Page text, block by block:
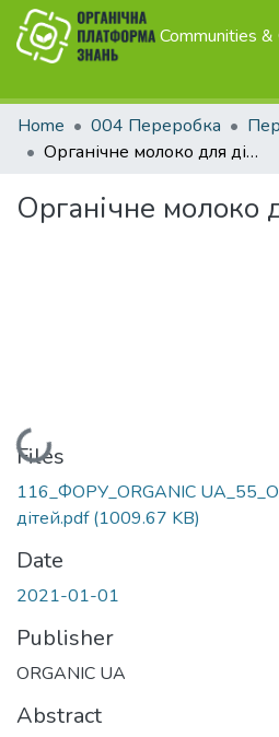
Communities
Home
004 Переробка
Органічне молоко для дітей
Органічне молоко
Loading...
Files
116_ФОРУ_ORGANIC
дітей.pdf(1009.67 KB)
Date
2021-01-01
Publisher
ORGANIC UA
Abstract